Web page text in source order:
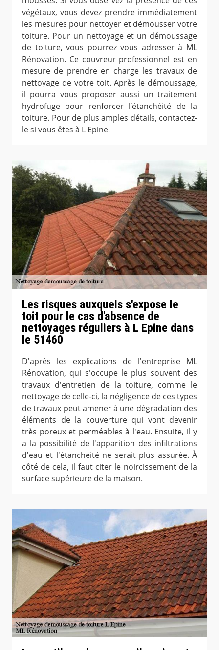
végétaux, vous devez prendre immédiatement
les mesures pour nettoyer et démousser votre
toiture. Pour un nettoyage et un démoussage
de toiture, vous pourrez vous adresser à ML
Rénovation. Ce couvreur professionnel est en
mesure de prendre en charge les travaux de
nettoyage de votre toit. Après le démoussage,
il pourra vous proposer aussi un traitement
hydrofuge pour renforcer l’étanchéité de la
toiture. Pour de plus amples détails, contactez-
le si vous êtes à L Epine.
Les risques auxquels s'expose le
toit pour le cas d'absence de
nettoyages réguliers à L Epine dans
le 51460
D'après les explications de l'entreprise ML
Rénovation, qui s'occupe le plus souvent des
travaux d'entretien de la toiture, comme le
nettoyage de celle-ci, la négligence de ces types
de travaux peut amener à une dégradation des
éléments de la couverture qui vont devenir
très poreux et perméables à l'eau. Ensuite, il y
a la possibilité de l'apparition des infiltrations
d'eau et l'étanchéité ne serait plus assurée. À
côté de cela, il faut citer le noircissement de la
surface supérieure de la maison.